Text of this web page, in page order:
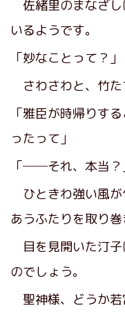
佐緒里のまなざし
いるようです。
「妙なことって？」
さわさわと、竹た
「雅臣が時帰りす
ったって」
「──それ、本当？
ひときわ強い風が
あうふたりを取り巻
目を見開いた汀子
のでしょう。
聖神様、どうか若